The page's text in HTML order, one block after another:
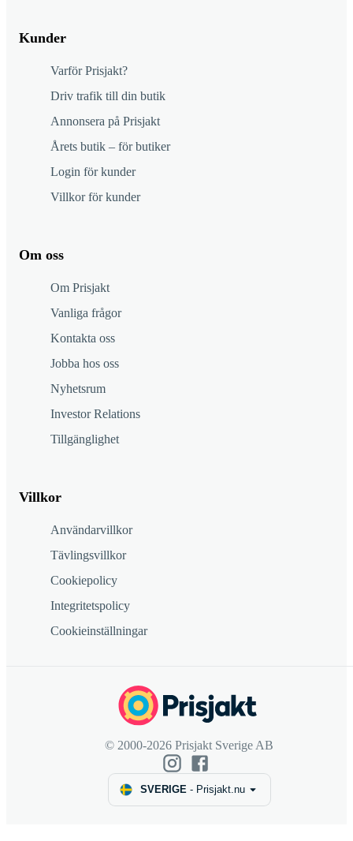
Kunder
Varför Prisjakt?
Driv trafik till din butik
Annonsera på Prisjakt
Årets butik – för butiker
Login för kunder
Villkor för kunder
Om oss
Om Prisjakt
Vanliga frågor
Kontakta oss
Jobba hos oss
Nyhetsrum
Investor Relations
Tillgänglighet
Villkor
Användarvillkor
Tävlingsvillkor
Cookiepolicy
Integritetspolicy
Cookieinställningar
© 2000-2026 Prisjakt Sverige AB
SVERIGE- Prisjakt.nu